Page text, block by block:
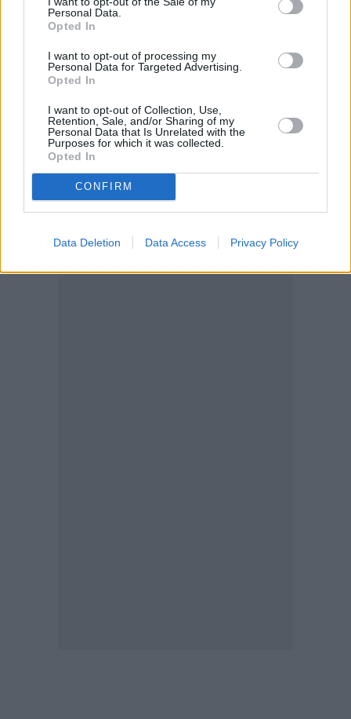
Personal Data.
Opted In
I want to opt-out of processing my
Personal Data for Targeted Advertising.
Opted In
I want to opt-out of Collection, Use,
Retention, Sale, and/or Sharing of my
Personal Data that Is Unrelated with the
Purposes for which it was collected.
Opted In
CONFIRM
Data Deletion Data Access Privacy Policy
επικράτεια, με έμφαση σε δημοφιλείς προορισμούς
όπως η Αθήνα, η Θεσσαλονίκη, η Πάρος και άλλες
περιοχές. Στόχος του ομίλου είναι η Ελλάδα να
αποτελέσει κομβικό προορισμό για επισκέπτες,
κυρίως από τις Σκανδιναβικές χώρες, που αναζητούν
ποιότητα, συνέπεια και μια σύγχρονη εμπειρία
διαμονής.